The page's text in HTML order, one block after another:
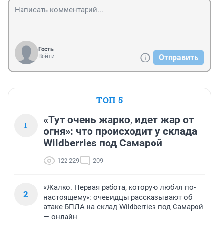
Гость
Войти
Отправить
ТОП 5
1
«Тут очень жарко, идет жар от
огня»: что происходит у склада
Wildberries под Самарой
122 229 209
2
«Жалко. Первая работа, которую любил по-
настоящему»: очевидцы рассказывают об
атаке БПЛА на склад Wildberries под Самарой
— онлайн